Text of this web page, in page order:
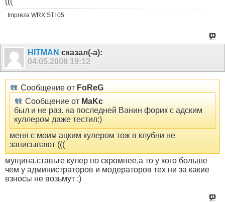
Impreza WRX STI 05
HITMAN сказал(-а):
04.05.2008 19:12
Сообщение от FoReG
Сообщение от MaKc
был и не раз. на последней Ванин форик с адским
куллером даже тестил:)
меня с моим ацким кулером тож в клубни не
записывают (((
мущина,ставьте кулер по скромнее,а то у кого больше
чем у администраторов и модераторов тех ни за какие
взносы не возьмут :)